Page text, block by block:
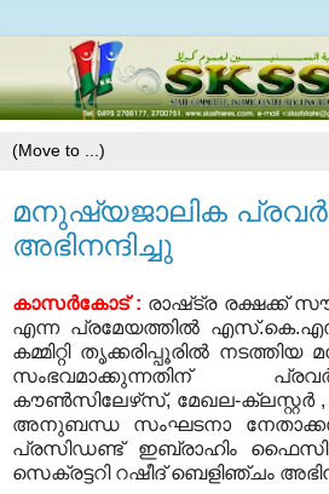
മനുഷ്യജാലിക
അഭിനന്ദിച്ചു
കാസര്‍കോട്‌ : രാഷ്‌ട്ര രക്ഷക്ക്‌
എന്ന പ്രമേയത്തില്‍
കമ്മിറ്റി തൃക്കരിപ്പൂരില്‍
സംഭവമാക്കുന്നതിന്‌
കൗണ്‍സിലേഴ്‌സ്‌, മേഖല-ക്ലസ്റ്റര്‍ ,
അനുബന്ധ സംഘടനാ നേതാക്കള്‍
പ്രസിഡണ്ട്‌ ഇബ്രാഹിം
സെക്രട്ടറി റഷീദ്‌ ബെളിഞ്ചം